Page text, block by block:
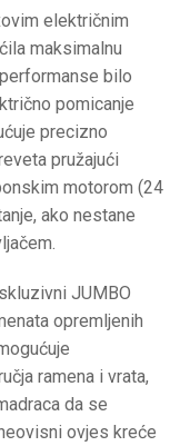
električnim
maksimalnu
bilo
pomicanje
precizno
pružajući
motorom (24
ako nestane
JUMBO
opremljenih
ramena i vrata,
da se
ovjes kreće